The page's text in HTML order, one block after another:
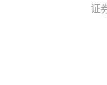
证